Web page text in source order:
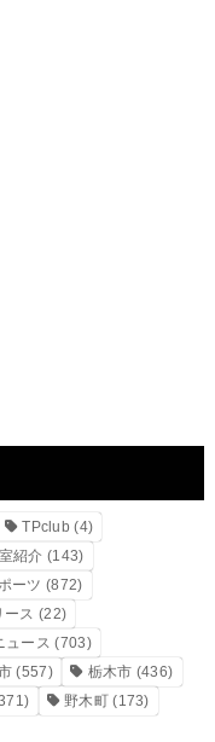
TPclub (4)
紹介 (143)
ーツ (872)
ース (22)
ュース (703)
(557) 栃木市 (436)
野木町(173)